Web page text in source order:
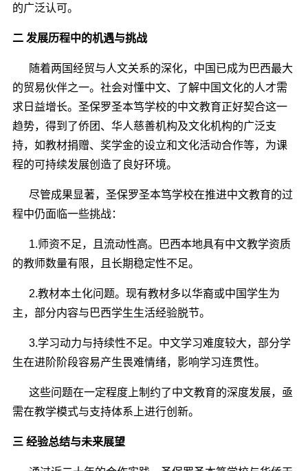
的广泛认可。
二 发展历程中的机遇与挑战
随着两国经贸与人文关系的深化，中国已成为巴西最大
的贸易伙伴之一。社会对懂中文、了解中国文化的人才需
求日益增长。圣保罗圣本笃学校的中文教育正好契合这一
趋势，得到了侨团、华人慈善机构及文化机构的广泛支
持，如教材捐赠、奖学金的设立和文化活动合作等，为课
程的可持续发展创造了良好环境。
尽管成果显著，圣保罗圣本笃学校在推进中文教育的过
程中仍面临一些挑战：
1.师资不足，且流动性高。巴西本地具有中文教学资质
的教师数量有限，且长期稳定性不足。
2.教材本土化问题。现有教材多以华裔或中国学生为
主，部分内容与巴西学生生活经验脱节。
3.学习动力与持续性不足。中文学习难度较大，部分学
生在进阶阶段容易产生畏难情绪，影响学习连贯性。
这些问题在一定程度上制约了中文教育的深度发展，亟
需在教学模式与支持体系上进行创新。
三 经验总结与未来展望